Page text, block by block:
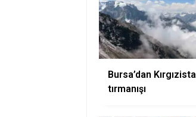
Bursa’dan
tırmanışı